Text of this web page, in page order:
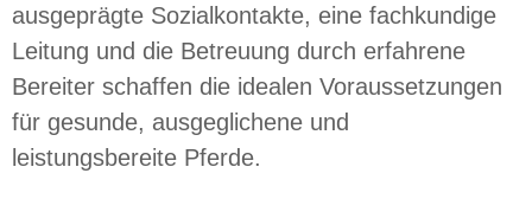
ausgeprägte Sozialkontakte, eine fachkundige
Leitung und die Betreuung durch erfahrene
Bereiter schaffen die idealen Voraussetzungen
für gesunde, ausgeglichene und
leistungsbereite Pferde.